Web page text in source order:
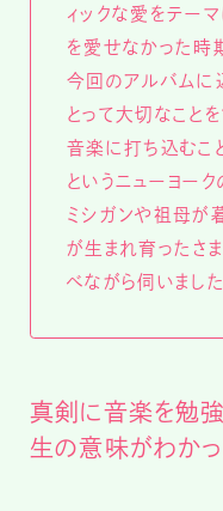
ィックな愛をテー
を愛せなかった時
今回のアルバムに
とって大切なこと
音楽に打ち込むこ
というニューヨー
ミシガンや祖母が
が生まれ育ったさ
べながら伺いました
真剣に音楽を勉強
生の意味がわか